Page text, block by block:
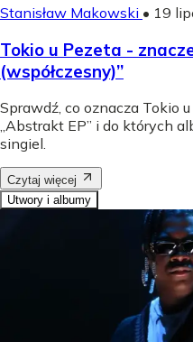
Stanisław Makowski • 19
Tokio u Pezeta -
(współczesny)”
Sprawdź, co oznacza Tokio
„Abstrakt EP” i do których
singiel.
Czytaj więcej
Utwory i albumy